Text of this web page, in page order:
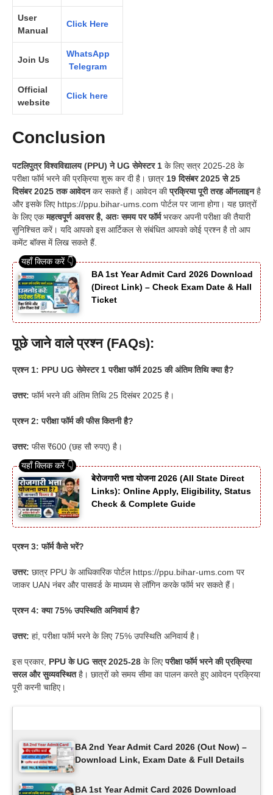
User
Manual
Click Here
Join Us
WhatsApp
Telegram
Official
website
Click here
Conclusion
पटलिपुत्र विश्वविद्यालय (PPU) ने UG सेमेस्टर 1 के लिए सत्र 2025-28 के
परीक्षा फॉर्म भरने की प्रक्रिया शुरू कर दी है। छात्र 19 दिसंबर 2025 से 25
दिसंबर 2025 तक आवेदनकर सकते हैं। आवेदन कीप्रक्रिया पूरी तरह ऑनलाइनहै
और इसके लिए https://ppu.bihar-ums.com पोर्टल पर जाना होगा। यह छात्रों
के लिए एकमहत्वपूर्ण अवसर है, अतः समय पर फॉर्मभरकर अपनी परीक्षा की तैयारी
सुनिश्चित करें। यदि आपको इस आर्टिकल से संबंधित आपको कोई प्रश्न है तो आप
कमेंट बॉक्स में लिख सकते हैं.
BA 1st Year Admit Card 2026 Download
(Direct Link) – Check Exam Date & Hall
Ticket
पूछे जाने वाले प्रश्न (FAQs):
प्रश्न 1: PPU UG सेमेस्टर 1 परीक्षा फॉर्म 2025 की अंतिम तिथि क्या है?
उत्तर: फॉर्म भरने की अंतिम तिथि 25 दिसंबर 2025 है।
प्रश्न 2: परीक्षा फॉर्म की फीस कितनी है?
उत्तर: फीस ₹600 (छह सौ रुपए) है।
बेरोजगारी भत्ता योजना 2026 (All State Direct
Links): Online Apply, Eligibility, Status
Check & Complete Guide
प्रश्न 3: फॉर्म कैसे भरें?
उत्तर: छात्र PPU के आधिकारिक पोर्टल https://ppu.bihar-ums.com पर
जाकर UAN नंबर और पासवर्ड के माध्यम से लॉगिन करके फॉर्म भर सकते हैं।
प्रश्न 4: क्या 75% उपस्थिति अनिवार्य है?
उत्तर: हां, परीक्षा फॉर्म भरने के लिए 75% उपस्थिति अनिवार्य है।
इस प्रकार, PPU के UG सत्र 2025-28 के लिएपरीक्षा फॉर्म भरने की प्रक्रिया
सरल और सुव्यवस्थितहै। छात्रों को समय सीमा का पालन करते हुए आवेदन प्रक्रिया
पूरी करनी चाहिए।
BA 2nd Year Admit Card 2026 (Out Now) –
Download Link, Exam Date & Full Details
BA 1st Year Admit Card 2026 Download